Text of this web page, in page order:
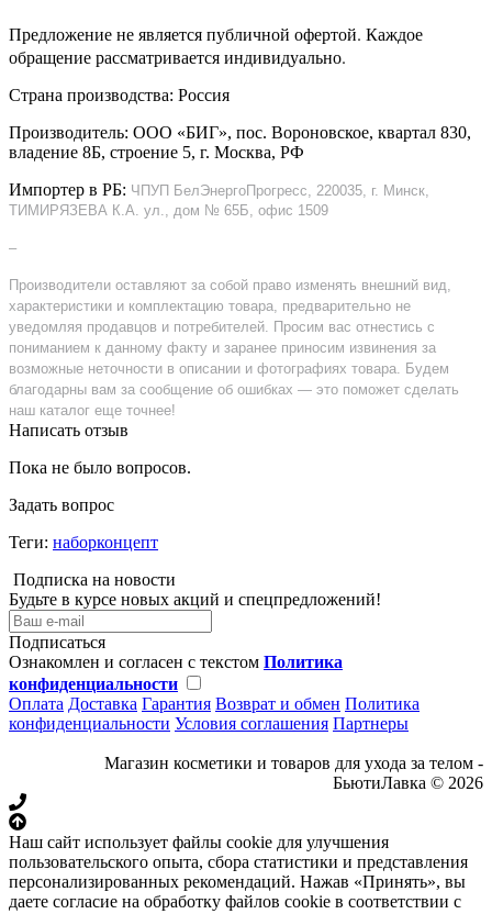
Предложение не является публичной офертой. Каждое
обращение рассматривается индивидуально.
Страна производства: Россия
Производитель: ООО «БИГ», пос. Вороновское, квартал 830,
владение 8Б, строение 5, г. Москва, РФ
Импортер в РБ: ЧПУП БелЭнергоПрогресс, 220035, г. Минск,
ТИМИРЯЗЕВА К.А. ул., дом № 65Б, офис 1509
–
Производители оставляют за собой право изменять внешний вид,
характеристики и комплектацию товара, предварительно не
уведомляя продавцов и потребителей. Просим вас отнестись с
пониманием к данному факту и заранее приносим извинения за
возможные неточности в описании и фотографиях товара. Будем
благодарны вам за сообщение об ошибках — это поможет сделать
наш каталог еще точнее!
Написать отзыв
Пока не было вопросов.
Задать вопрос
Теги: наборконцепт
Подписка на новости
Будьте в курсе новых акций и спецпредложений!
Подписаться
Ознакомлен и согласен с текстом Политика
конфиденциальности
Оплата Доставка Гарантия Возврат и обмен Политика
конфиденциальности Условия соглашения Партнеры
Магазин косметики и товаров для ухода за телом -
БьютиЛавка © 2026
Наш сайт использует файлы cookie для улучшения
пользовательского опыта, сбора статистики и представления
персонализированных рекомендаций. Нажав «Принять», вы
даете согласие на обработку файлов cookie в соответствии с